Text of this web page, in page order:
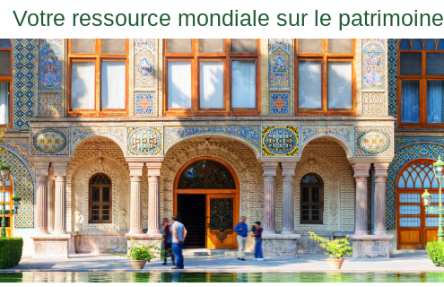
Votre ressource mondiale sur le patrimoine